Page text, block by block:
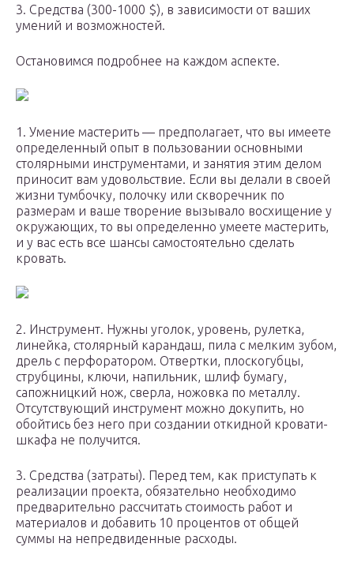
3. Средства (300-1000 $), в зависимости от ваших
умений и возможностей.
Остановимся подробнее на каждом аспекте.
1. Умение мастерить — предполагает, что вы имеете
определенный опыт в пользовании основными
столярными инструментами, и занятия этим делом
приносит вам удовольствие. Если вы делали в своей
жизни тумбочку, полочку или скворечник по
размерам и ваше творение вызывало восхищение у
окружающих, то вы определенно умеете мастерить,
и у вас есть все шансы самостоятельно сделать
кровать.
2. Инструмент. Нужны уголок, уровень, рулетка,
линейка, столярный карандаш, пила с мелким зубом,
дрель с перфоратором. Отвертки, плоскогубцы,
струбцины, ключи, напильник, шлиф бумагу,
сапожницкий нож, сверла, ножовка по металлу.
Отсутствующий инструмент можно докупить, но
обойтись без него при создании откидной кровати-
шкафа не получится.
3. Средства (затраты). Перед тем, как приступать к
реализации проекта, обязательно необходимо
предварительно рассчитать стоимость работ и
материалов и добавить 10 процентов от общей
суммы на непредвиденные расходы.